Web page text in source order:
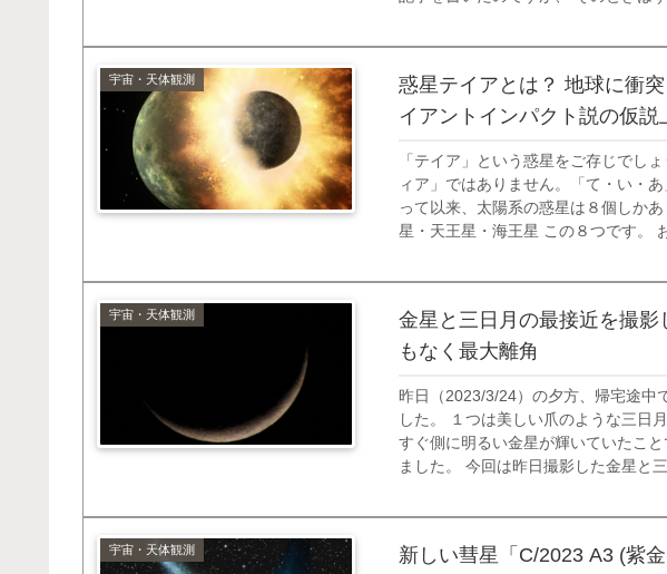
「紫金山・アトラス彗星」が、だん
級の明るさになることが予想され...
宇宙・天体観測
惑星テイアとは？ 地球に衝
イアントインパクト説の仮説
「テイア」という惑星をご存じでし
ィア」ではありません。「て・い・
って以来、太陽系の惑星は８個しか
星・天王星・海王星 この８つです。
きな惑星が存在するはずなのですが
近の小惑星の軌道の歪さから推測...
宇宙・天体観測
金星と三日月の最接近を撮影
もなく最大離角
昨日（2023/3/24）の夕方、帰宅途中
した。 １つは美しい爪のような三日
すぐ側に明るい金星が輝いていたこ
ました。 今回は昨日撮影した金星
2023/3/24 金星と月のランデブー 先
いることに気がついていまし...
宇宙・天体観測
新しい彗星「C/2023 A3 (紫